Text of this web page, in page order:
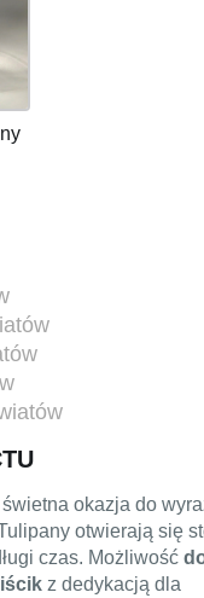
okazja do
otwierają się
czas. Możliwość
z dedykacją dla